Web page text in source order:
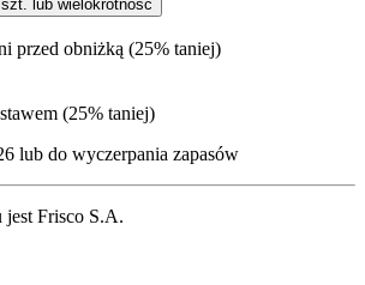
szt. lub wielokrotność
przed obniżką (25% taniej)
(25% taniej)
lub do wyczerpania zapasów
jest Frisco S.A.